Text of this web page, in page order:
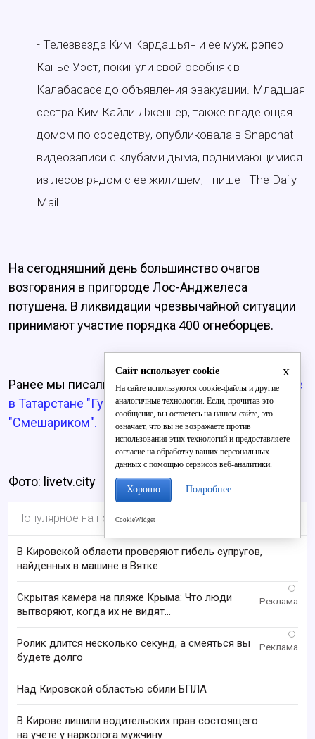
- Телезвезда Ким Кардашьян и ее муж, рэпер
Канье Уэст, покинули свой особняк в
Калабасасе до объявления эвакуации. Младшая
сестра Ким Кайли Дженнер, также владеющая
домом по соседству, опубликовала в Snapchat
видеозаписи с клубами дыма, поднимающимися
из лесов рядом с ее жилищем, - пишет The Daily
Mail.
На сегодняшний день большинство очагов
возгорания в пригороде Лос-Анджелеса
потушена. В ликвидации чрезвычайной ситуации
принимают участие порядка 400 огнеборцев.
Ранее мы писали о том, чтона детском празднике
в Татарстане "Губка Боб" подрался со
"Смешариком".
Фото: livetv.city
Популярное на портале
В Кировской области проверяют гибель супругов,
найденных в машине в Вятке
i
Скрытая камера на пляже Крыма: Что люди
вытворяют, когда их не видят...
i
Ролик длится несколько секунд, а смеяться вы
будете долго
Над Кировской областью сбили БПЛА
В Кирове лишили водительских прав состоящего
на учете у нарколога мужчину
x
Сайт использует cookie
На сайте используются cookie-файлы и другие
аналогичные технологии. Если, прочитав это
сообщение, вы остаетесь на нашем сайте, это
означает, что вы не возражаете против
использования этих технологий и предоставляете
согласие на обработку ваших персональных
данных с помощью сервисов веб-аналитики.
Хорошо Подробнее
CookieWidget